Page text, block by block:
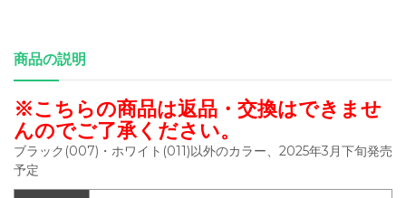
商品の説明
※こちらの商品は返品・交換はできませ
んのでご了承ください。
ブラック(007)・ホワイト(011)以外のカラー、2025年3月下旬発売
予定